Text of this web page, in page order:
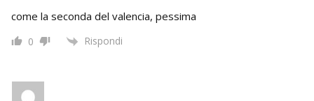
come la seconda del valencia, pessima
0 Rispondi